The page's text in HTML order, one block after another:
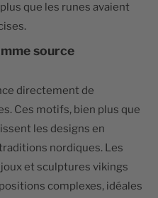
que les runes avaient
source
directement de
Ces motifs, bien plus que
les designs en
nordiques. Les
et sculptures vikings
complexes, idéales